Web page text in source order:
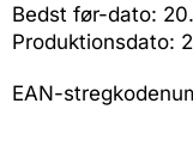
Bedst før-dato:
Produktionsdato:
EAN-